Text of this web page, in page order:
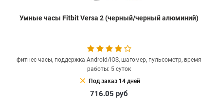
Умные часы Fitbit Versa 2 (черный/черный алюминий)
фитнес-часы, поддержка Android/iOS, шагомер, пульсометр, время
работы: 5 суток
clear Под заказ 14 дней
716.05 руб